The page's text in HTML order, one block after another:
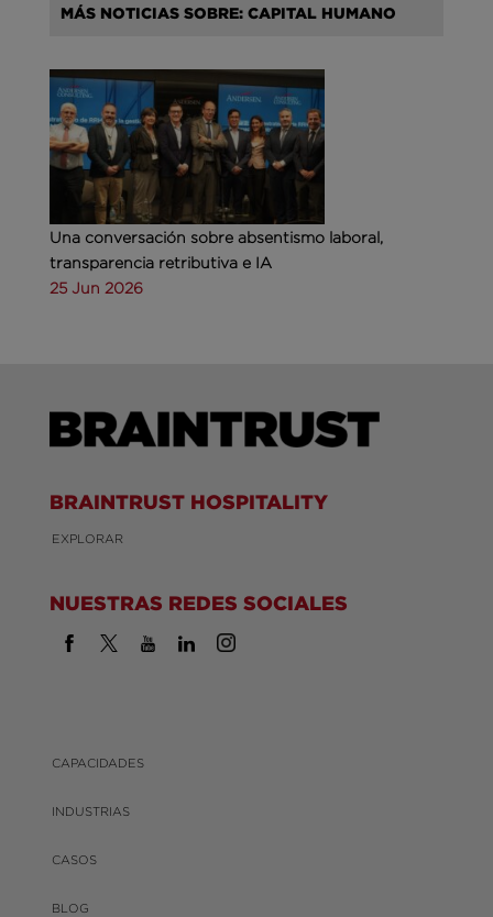
MÁS NOTICIAS SOBRE: CAPITAL HUMANO
Una conversación sobre absentismo laboral,
transparencia retributiva e IA
25 Jun 2026
BRAINTRUST HOSPITALITY
EXPLORAR
NUESTRAS REDES SOCIALES
CAPACIDADES
INDUSTRIAS
CASOS
BLOG